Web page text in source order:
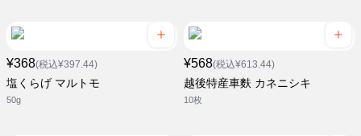
¥368(税込¥397.44)
塩くらげ マルトモ
50g
¥568(税込¥613.44)
越後特産車麩 カネニシキ
10枚